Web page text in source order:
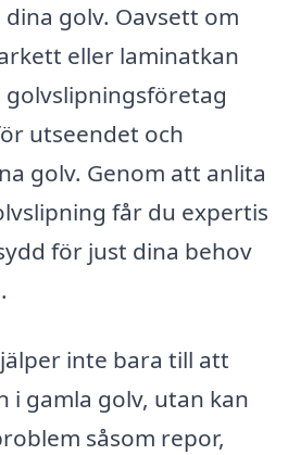
golv. Oavsett om
eller laminatkan
utseendet och
golv. Genom att anlita
får du expertis
för just dina behov
inte bara till att
i gamla golv, utan kan
såsom repor,